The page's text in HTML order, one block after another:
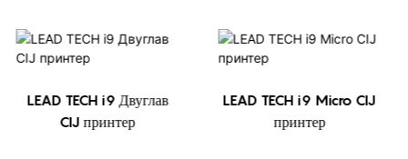
LEAD TECH i9 Двуглав
CIJ принтер
LEAD TECH i9 Micro CIJ
принтер